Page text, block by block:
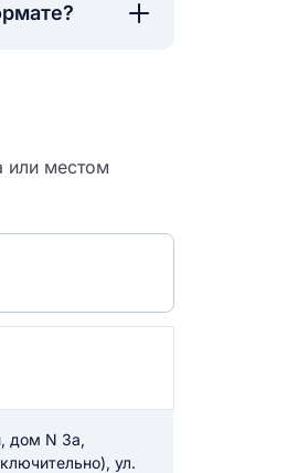
или местом
дом N 3а,
ул.